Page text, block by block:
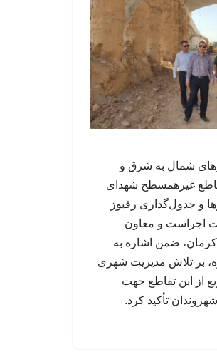
شمال به شرق و
غیرهمسطح شهدای
و جدول‌گذاری رفیوژ
اجراست و معاون
ضمن اشاره به
بر تلاش مدیریت شهری
از این تقاطع جهت
تأکید کرد.